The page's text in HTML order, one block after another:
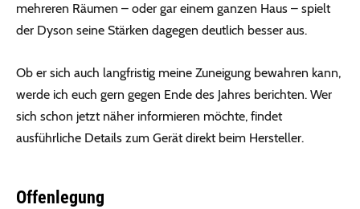
mehreren Räumen – oder gar einem ganzen Haus – spielt
der Dyson seine Stärken dagegen deutlich besser aus.
Ob er sich auch langfristig meine Zuneigung bewahren kann,
werde ich euch gern gegen Ende des Jahres berichten. Wer
sich schon jetzt näher informieren möchte, findet
ausführliche Details zum Gerät direkt beim Hersteller.
Offenlegung